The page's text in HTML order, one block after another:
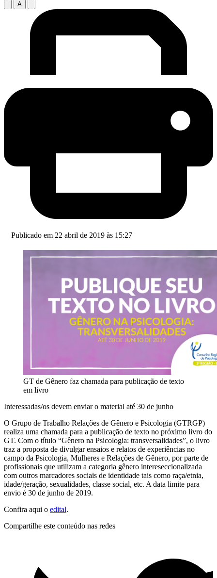
A
Publicado em 22 abril de 2019 às 15:27
GT de Gênero faz chamada para publicação de texto
em livro
Interessadas/os devem enviar o material até 30 de junho
O Grupo de Trabalho Relações de Gênero e Psicologia (GTRGP)
realiza uma chamada para a publicação de texto no próximo livro do
GT. Com o título “Gênero na Psicologia: transversalidades”, o livro
traz a proposta de divulgar ensaios e relatos de experiências no
campo da Psicologia, Mulheres e Relações de Gênero, por parte de
profissionais que utilizam a categoria gênero intereseccionalizada
com outros marcadores sociais de identidade tais como raça/etnia,
idade/geração, sexualidades, classe social, etc. A data limite para
envio é 30 de junho de 2019.
Confira aqui o edital.
Compartilhe este conteúdo nas redes